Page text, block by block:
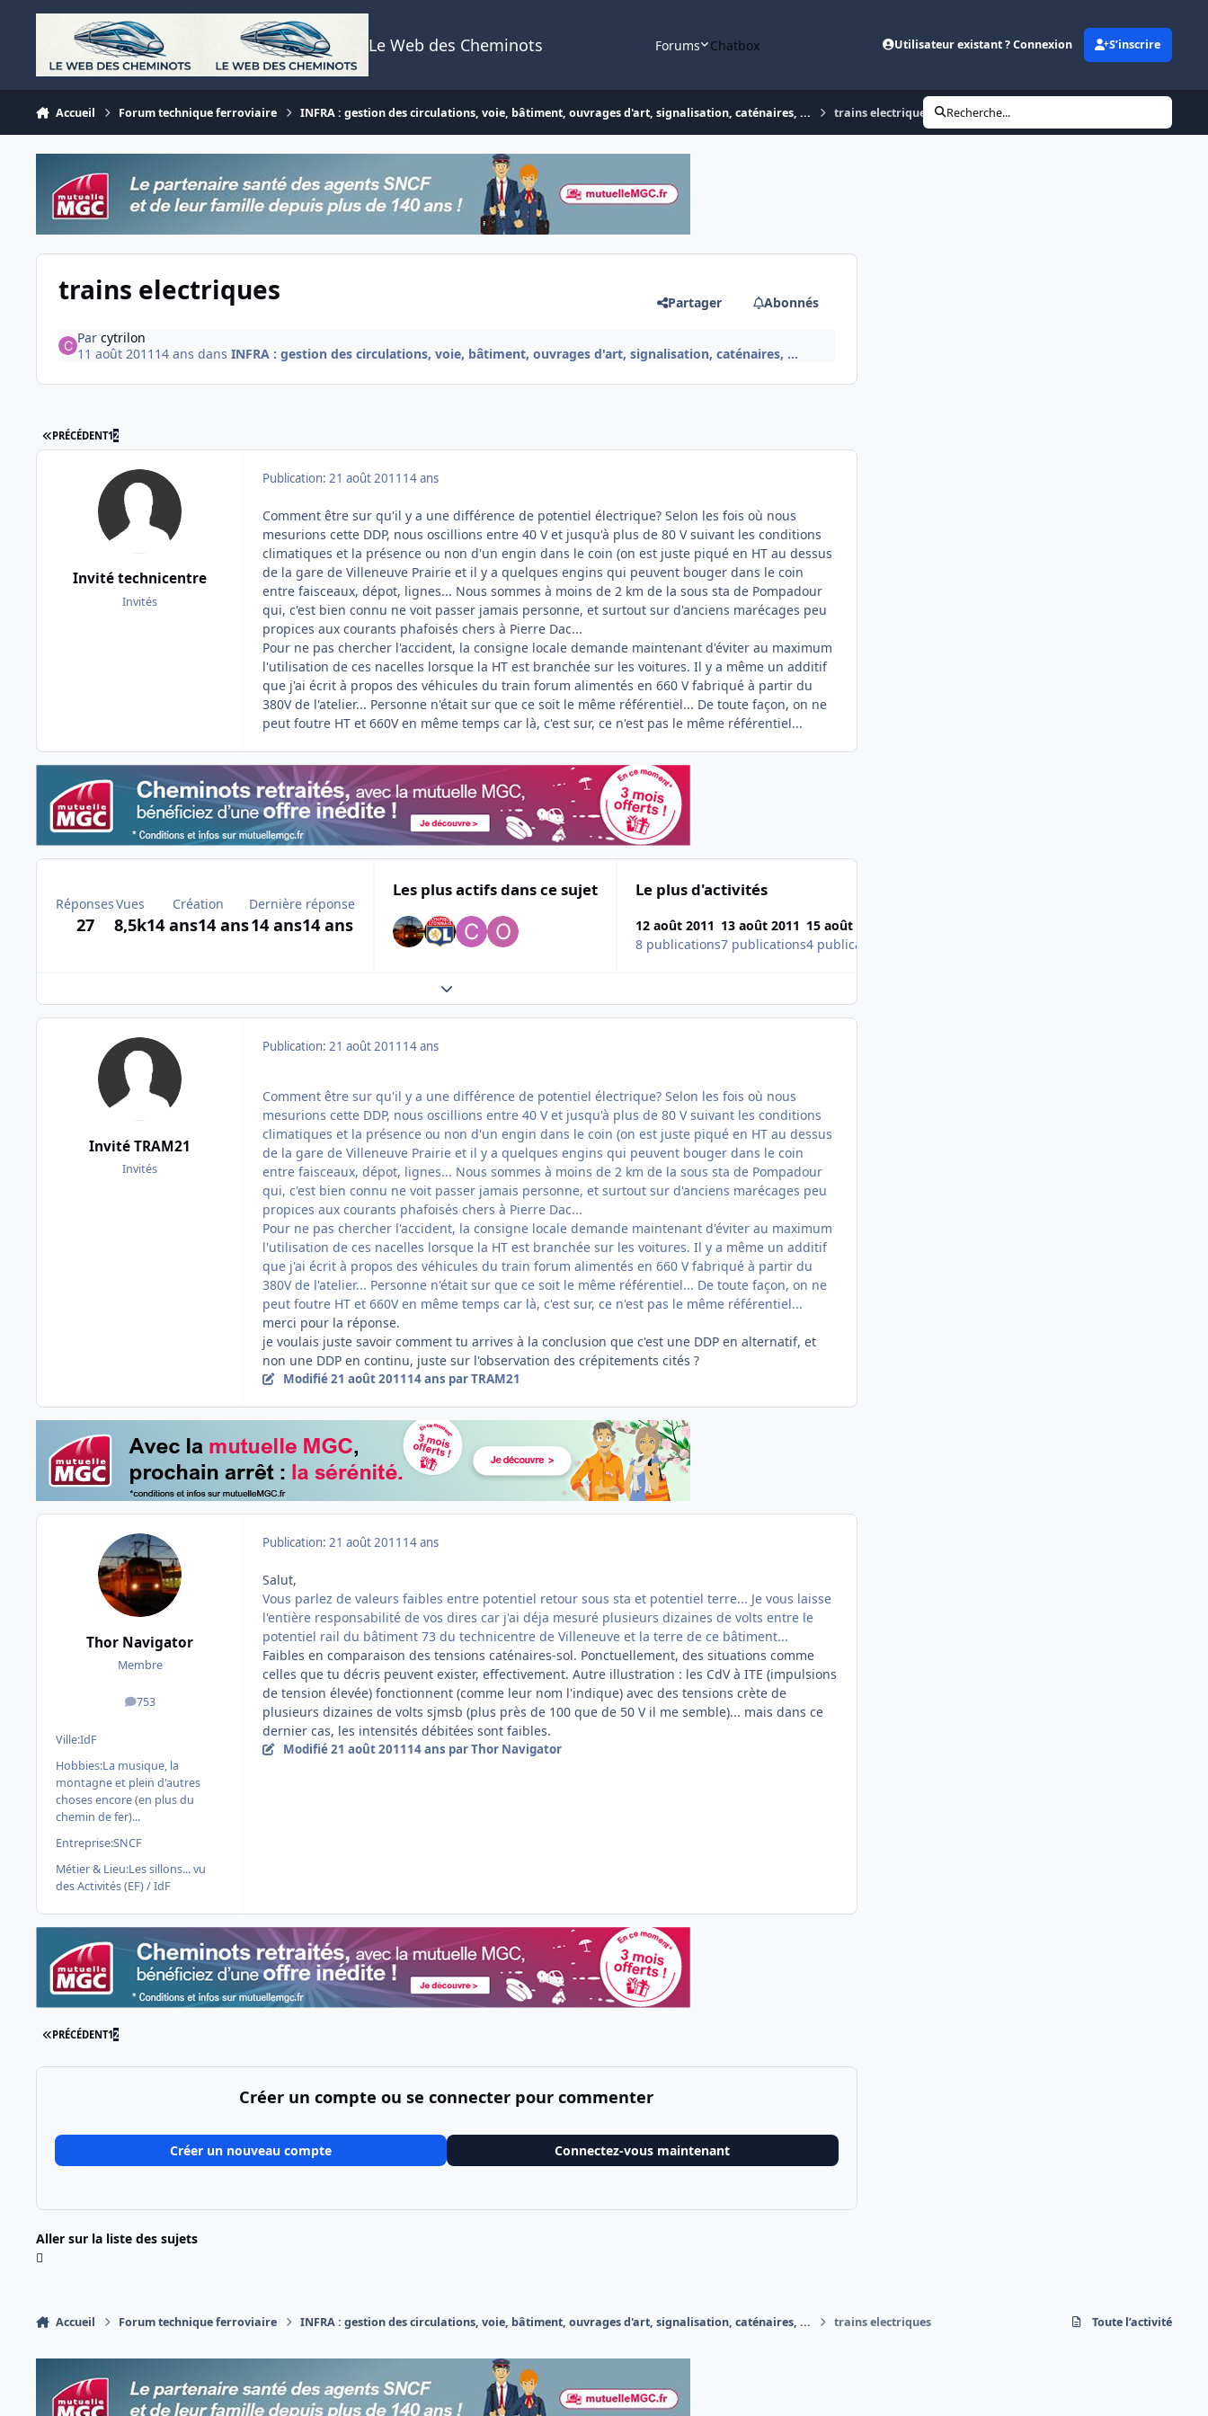
Aller au contenu
Le Web des Cheminots Forums Chatbox Utilisateur existant ? Connexion S’inscrire
Accueil Forum technique ferroviaire INFRA : gestion des circulations, voie, bâtiment, ouvrages d'art, signalisation, caténaires, ... trains electriques Recherche...
trains electriques Partager Abonnés
Par cytrilon
11 août 2011 14 ans dans INFRA : gestion des circulations, voie, bâtiment, ouvrages d'art, signalisation, caténaires, ...
PREMIÈRE PAGE
PRÉCÉDENT12
Invité technicentre
Invités
Publication: 21 août 2011 14 ans
Comment être sur qu'il y a une différence de potentiel électrique? Selon les fois où nous
mesurions cette DDP, nous oscillions entre 40 V et jusqu'à plus de 80 V suivant les conditions
climatiques et la présence ou non d'un engin dans le coin (on est juste piqué en HT au dessus
de la gare de Villeneuve Prairie et il y a quelques engins qui peuvent bouger dans le coin
entre faisceaux, dépot, lignes... Nous sommes à moins de 2 km de la sous sta de Pompadour
qui, c'est bien connu ne voit passer jamais personne, et surtout sur d'anciens marécages peu
propices aux courants phafoisés chers à Pierre Dac...
Pour ne pas chercher l'accident, la consigne locale demande maintenant d'éviter au maximum
l'utilisation de ces nacelles lorsque la HT est branchée sur les voitures. Il y a même un additif
que j'ai écrit à propos des véhicules du train forum alimentés en 660 V fabriqué à partir du
380V de l'atelier... Personne n'était sur que ce soit le même référentiel... De toute façon, on ne
peut foutre HT et 660V en même temps car là, c'est sur, ce n'est pas le même référentiel...
Réponses
27
Vues
8,5k
Création
14 ans14 ans
Dernière réponse
14 ans14 ans
Les plus actifs dans ce sujet Le plus d'activités
12 août 2011
8 publications
13 août 2011
7 publications
15 août 2011
4 publications
Expand topic overview
Invité TRAM21
Invités
Publication: 21 août 2011 14 ans
Comment être sur qu'il y a une différence de potentiel électrique? Selon les fois où nous
mesurions cette DDP, nous oscillions entre 40 V et jusqu'à plus de 80 V suivant les conditions
climatiques et la présence ou non d'un engin dans le coin (on est juste piqué en HT au dessus
de la gare de Villeneuve Prairie et il y a quelques engins qui peuvent bouger dans le coin
entre faisceaux, dépot, lignes... Nous sommes à moins de 2 km de la sous sta de Pompadour
qui, c'est bien connu ne voit passer jamais personne, et surtout sur d'anciens marécages peu
propices aux courants phafoisés chers à Pierre Dac...
Pour ne pas chercher l'accident, la consigne locale demande maintenant d'éviter au maximum
l'utilisation de ces nacelles lorsque la HT est branchée sur les voitures. Il y a même un additif
que j'ai écrit à propos des véhicules du train forum alimentés en 660 V fabriqué à partir du
380V de l'atelier... Personne n'était sur que ce soit le même référentiel... De toute façon, on ne
peut foutre HT et 660V en même temps car là, c'est sur, ce n'est pas le même référentiel...
merci pour la réponse.
je voulais juste savoir comment tu arrives à la conclusion que c'est une DDP en alternatif, et
non une DDP en continu, juste sur l'observation des crépitements cités ?
Modifié21 août 201114 ans par TRAM21
Thor Navigator
Membre
753
messages
Ville:IdF
Hobbies:La musique, la
montagne et plein d'autres
choses encore (en plus du
chemin de fer)...
Entreprise:SNCF
Métier & Lieu:Les sillons... vu
des Activités (EF) / IdF
Publication: 21 août 2011 14 ans
Salut,
Vous parlez de valeurs faibles entre potentiel retour sous sta et potentiel terre... Je vous laisse
l'entière responsabilité de vos dires car j'ai déja mesuré plusieurs dizaines de volts entre le
potentiel rail du bâtiment 73 du technicentre de Villeneuve et la terre de ce bâtiment...
Faibles en comparaison des tensions caténaires-sol. Ponctuellement, des situations comme
celles que tu décris peuvent exister, effectivement. Autre illustration : les CdV à ITE (impulsions
de tension élevée) fonctionnent (comme leur nom l'indique) avec des tensions crète de
plusieurs dizaines de volts sjmsb (plus près de 100 que de 50 V il me semble)... mais dans ce
dernier cas, les intensités débitées sont faibles.
Modifié21 août 201114 ans par Thor Navigator
PREMIÈRE PAGE
PRÉCÉDENT12
Créer un compte ou se connecter pour commenter
Créer un nouveau compte Connectez-vous maintenant
Aller sur la liste des sujets
Accueil Forum technique ferroviaire INFRA : gestion des circulations, voie, bâtiment, ouvrages d'art, signalisation, caténaires, ... trains electriques Toute l’activité